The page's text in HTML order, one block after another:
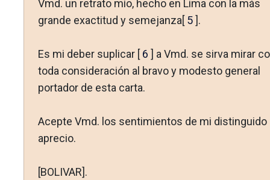
Vmd. un retrato mío, hecho en Lima con la más
grande exactitud y semejanza[ 5].
Es mi deber suplicar [ 6 ] a Vmd. se sirva mirar
toda conside­ración al bravo y modesto general
portador de esta carta.
Acepte Vmd. los sentimientos de mi distinguido
aprecio.
[BOLIVAR].